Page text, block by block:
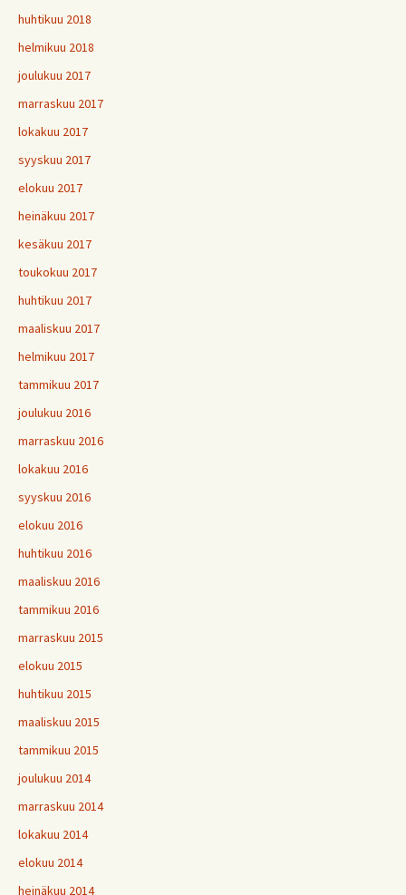
huhtikuu 2018
helmikuu 2018
joulukuu 2017
marraskuu 2017
lokakuu 2017
syyskuu 2017
elokuu 2017
heinäkuu 2017
kesäkuu 2017
toukokuu 2017
huhtikuu 2017
maaliskuu 2017
helmikuu 2017
tammikuu 2017
joulukuu 2016
marraskuu 2016
lokakuu 2016
syyskuu 2016
elokuu 2016
huhtikuu 2016
maaliskuu 2016
tammikuu 2016
marraskuu 2015
elokuu 2015
huhtikuu 2015
maaliskuu 2015
tammikuu 2015
joulukuu 2014
marraskuu 2014
lokakuu 2014
elokuu 2014
heinäkuu 2014